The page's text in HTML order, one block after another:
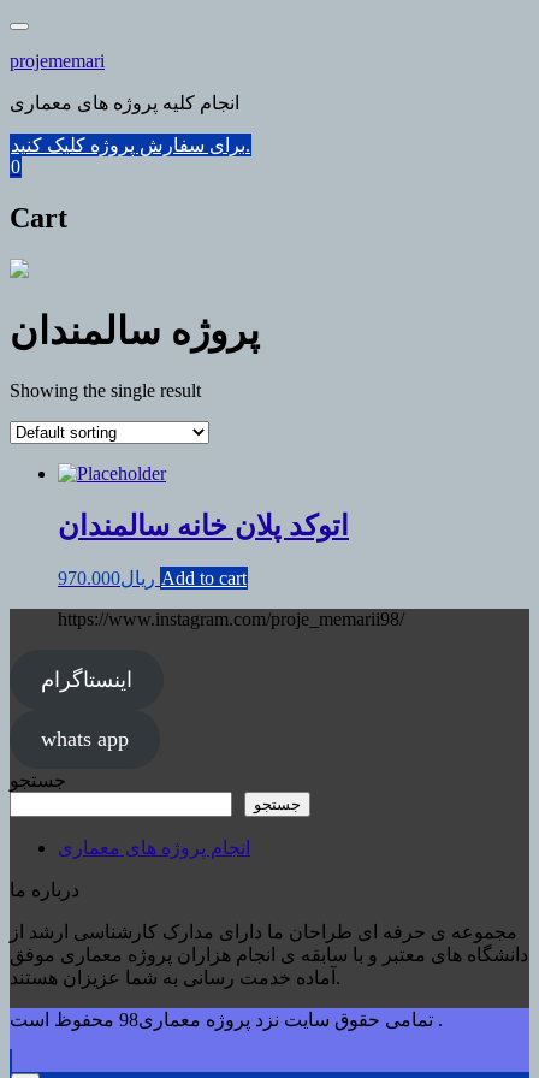
Skip
content
projememari
انجام کلیه پروژه های معماری
برای سفارش پروژه کلیک کنید.
0
Cart
پروژه سالمندان
Showing the single result
اتوکد پلان خانه سالمندان
ریال970.000
Add to cart
https://www.instagram.com/proje_memarii98/
اینستاگرام
whats app
جستجو
جستجو
انجام پروژه های معماری
درباره ما
مجموعه ی حرفه ای طراحان ما دارای مدارک کارشناسی ارشد از
دانشگاه های معتبر و با سابقه ی انجام هزاران پروژه معماری موفق
آماده خدمت رسانی به شما عزیزان هستند.
تمامی حقوق سایت نزد پروژه معماری98 محفوظ است .